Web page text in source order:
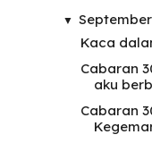
▼
Kaca
Cabaran
aku
Cabaran